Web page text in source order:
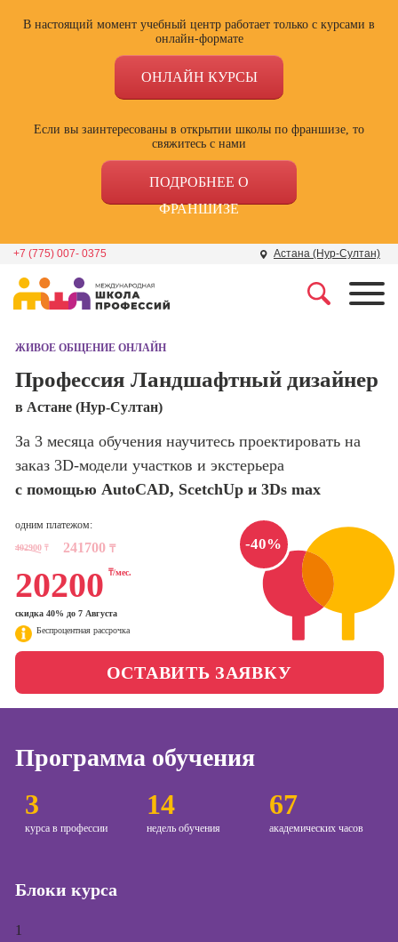
В настоящий момент учебный центр работает только с курсами в
онлайн-формате
ОНЛАЙН КУРСЫ
Если вы заинтересованы в открытии школы по франшизе, то
свяжитесь с нами
ПОДРОБНЕЕ О
ФРАНШИЗЕ
+7 (775) 007- 0375 Астана (Нур-Султан)
Школа дизайна
программирования
Школа психологии
Школа актерского
управления
Специалист по
поисковой
продвижение
Профессия
маркетолог
Профессия
Менеджер по
маркетингу в
социальных
менеджер)
Курсы
ЖИВОЕ ОБЩЕНИЕ ОНЛАЙН
Профессия Ландшафтный дизайнер
в Астане (Нур-Султан)
За 3 месяца обучения научитесь проектировать на
заказ 3D-модели участков и экстерьера
с помощью AutoCAD, ScetchUp и 3Ds max
-40%
одним платежом:
402900 ₸ 241700 ₸
20200 ₸/мес.
скидка 40% до 7 Августа
Беспроцентная рассрочка
ОСТАВИТЬ ЗАЯВКУ
3
курса в профессии
14
недель обучения
67
академических часов
Программа обучения
Блоки курса
1